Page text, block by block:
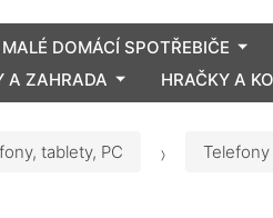
MALÉ DOMÁCÍ SPOTŘEBIČE
A ZAHRADA HRAČKY A
tablety, PC Telefony